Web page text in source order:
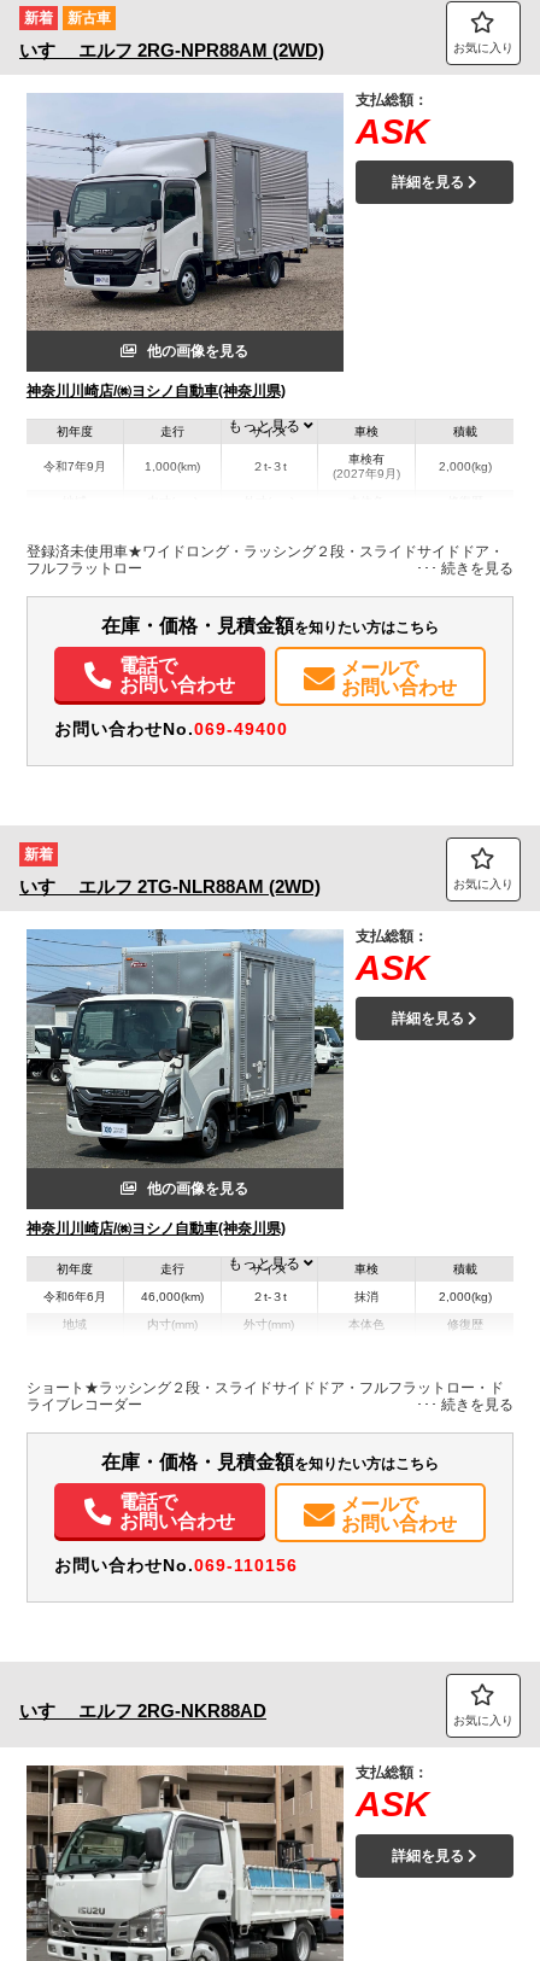
新着 新古車
いすゞ エルフ 2RG-NPR88AM (2WD) お気に入り
他の画像を見る
神奈川川崎店/㈱ヨシノ自動車(神奈川県)
支払総額：
ASK
詳細を見る
初年度
令和7年9月
走行
1,000(km)
サイズ
２t-３t
車検
車検有
(2027年9月)
積載
2,000(kg)
神奈川県
W:2,080
H:2,160
－
電動格納ミラー
ETC
もっと見る
登録済未使用車★ワイドロング・ラッシング２段・スライドサイドドア・
フルフラットロー
在庫・価格・見積金額を知りたい方はこちら
電話で
お問い合わせ
メールで
お問い合わせ
お問い合わせNo.069-49400
新着
いすゞ エルフ 2TG-NLR88AM (2WD) お気に入り
他の画像を見る
神奈川川崎店/㈱ヨシノ自動車(神奈川県)
支払総額：
ASK
詳細を見る
初年度
令和6年6月
走行
46,000(km)
サイズ
２t-３t
車検
抹消
積載
2,000(kg)
地域 内寸(mm)
H:2,040
外寸(mm) 本体色 修復歴
パワステ パワーウィンドウ エアバッグ
集中ドアロック
電動格納ミラー
ETC バックモニター メンテナンスノート（保証書）
もっと見る
ショート★ラッシング２段・スライドサイドドア・フルフラットロー・ド
ライブレコーダー
在庫・価格・見積金額を知りたい方はこちら
電話で
お問い合わせ
メールで
お問い合わせ
お問い合わせNo.069-110156
いすゞ エルフ 2RG-NKR88AD お気に入り
支払総額：
ASK
詳細を見る